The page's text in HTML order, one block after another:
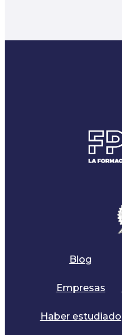
Blog
Empresas
Haber estudiado